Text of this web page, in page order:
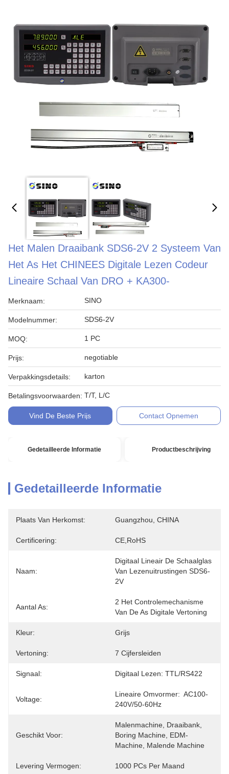
Het Malen Draaibank SDS6-2V 2 Systeem Van
Het As Het CHINEES Digitale Lezen Codeur
Lineaire Schaal Van DRO + KA300-
Merknaam: SINO
Modelnummer: SDS6-2V
MOQ: 1 PC
Prijs: negotiable
Verpakkingsdetails: karton
Betalingsvoorwaarden: T/T, L/C
Vind De Beste Prijs Contact Opnemen
Gedetailleerde Informatie Productbeschrijving
Gedetailleerde Informatie
Plaats Van Herkomst: Guangzhou, CHINA
Certificering: CE,RoHS
Naam:
Digitaal Lineair De Schaalglas
Van Lezenuitrustingen SDS6-
2V
Aantal As:
2 Het Controlemechanisme
Van De As Digitale Vertoning
Kleur: Grijs
Vertoning: 7 Cijfersleiden
Signaal: Digitaal Lezen: TTL/RS422
Voltage:
Lineaire Omvormer:  AC100-
240V/50-60Hz
Geschikt Voor:
Malenmachine, Draaibank,
Boring Machine, EDM-
Machine, Malende Machine
Levering Vermogen: 1000 PCs Per Maand